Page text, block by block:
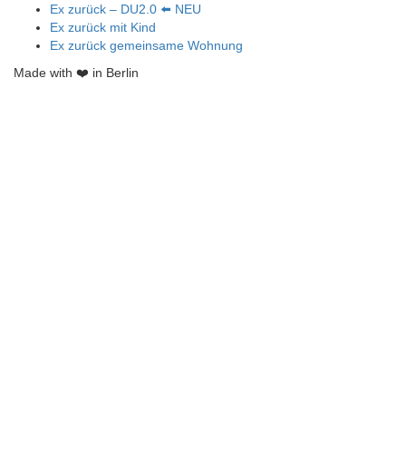
Ex zurück – DU2.0 ⬅️ NEU
Ex zurück mit Kind
Ex zurück gemeinsame Wohnung
Made with ❤️ in Berlin